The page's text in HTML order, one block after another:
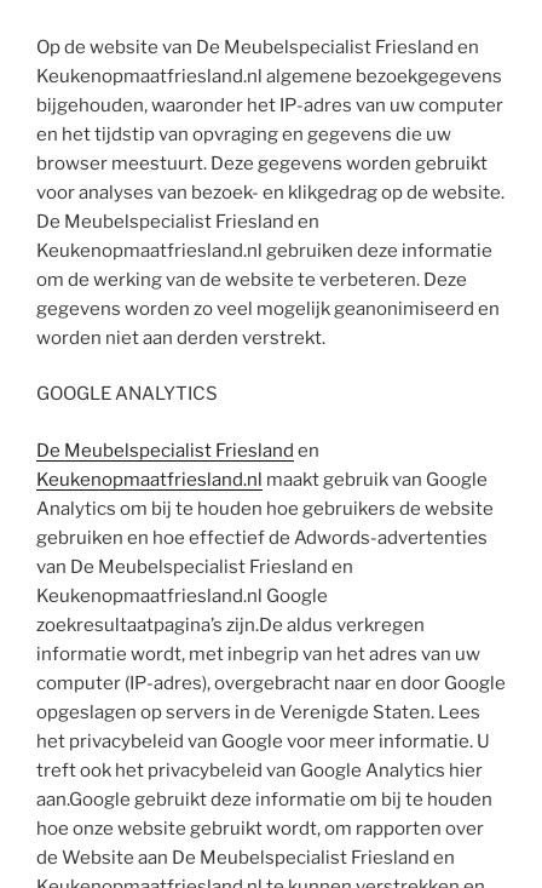
Op de website van De Meubelspecialist Friesland en
Keukenopmaatfriesland.nl algemene bezoekgegevens
bijgehouden, waaronder het IP-adres van uw computer
en het tijdstip van opvraging en gegevens die uw
browser meestuurt. Deze gegevens worden gebruikt
voor analyses van bezoek- en klikgedrag op de website.
De Meubelspecialist Friesland en
Keukenopmaatfriesland.nl gebruiken deze informatie
om de werking van de website te verbeteren. Deze
gegevens worden zo veel mogelijk geanonimiseerd en
worden niet aan derden verstrekt.
GOOGLE ANALYTICS
De Meubelspecialist Friesland en
Keukenopmaatfriesland.nl maakt gebruik van Google
Analytics om bij te houden hoe gebruikers de website
gebruiken en hoe effectief de Adwords-advertenties
van De Meubelspecialist Friesland en
Keukenopmaatfriesland.nl Google
zoekresultaatpagina’s zijn.De aldus verkregen
informatie wordt, met inbegrip van het adres van uw
computer (IP-adres), overgebracht naar en door Google
opgeslagen op servers in de Verenigde Staten. Lees
het privacybeleid van Google voor meer informatie. U
treft ook het privacybeleid van Google Analytics hier
aan.Google gebruikt deze informatie om bij te houden
hoe onze website gebruikt wordt, om rapporten over
de Website aan De Meubelspecialist Friesland en